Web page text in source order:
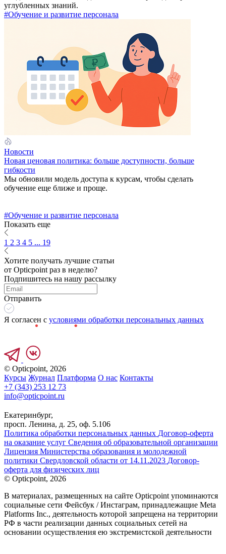
углубленных знаний.
#Обучение и развитие персонала
Новости
Новая ценовая политика: больше доступности, больше
гибкости
Мы обновили модель доступа к курсам, чтобы сделать
обучение еще ближе и проще.
#Обучение и развитие персонала
Показать еще
1 2 3 4 5 ... 19
Хотите получать лучшие статьи
от Opticpoint раз в неделю?
Подпишитесь на нашу рассылку
Отправить
Я согласен с условиями обработки персональных данных
© Opticpoint, 2026
Курсы Журнал Платформа О нас Контакты
+7 (343) 253 12 73
info@opticpoint.ru
Екатеринбург,
просп. Ленина, д. 25, оф. 5.106
Политика обработки персональных данных Договор-оферта
на оказание услуг Сведения об образовательной организации
Лицензия Министерства образования и молодежной
политики Свердловской области от 14.11.2023 Договор-
оферта для физических лиц
© Opticpoint, 2026
В материалах, размещенных на сайте Opticpoint упоминаются
социальные сети Фейсбук / Инстаграм, принадлежащие Meta
Platforms Inc., деятельность которой запрещена на территории
РФ в части реализации данных социальных сетей на
основании осуществления ею экстремистской деятельности